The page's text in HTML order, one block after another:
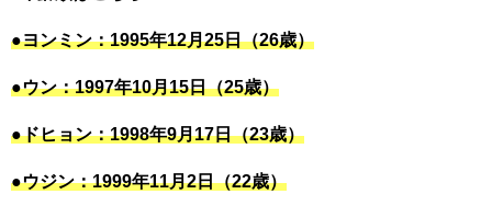
●ヨンミン：1995年12月25日（26歳）
●ウン：1997年10月15日（25歳）
●ドヒョン：1998年9月17日（23歳）
●ウジン：1999年11月2日（22歳）